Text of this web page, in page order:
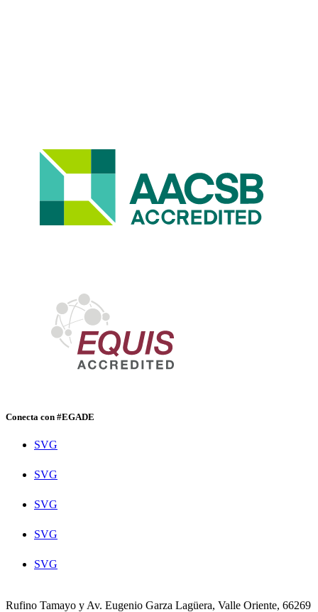
Conecta con #EGADE
SVG
SVG
SVG
SVG
SVG
Rufino Tamayo y Av. Eugenio Garza Lagüera, Valle Oriente, 66269